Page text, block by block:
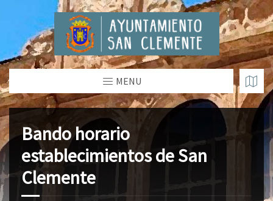
MENU
Bando horario
establecimientos de San
Clemente